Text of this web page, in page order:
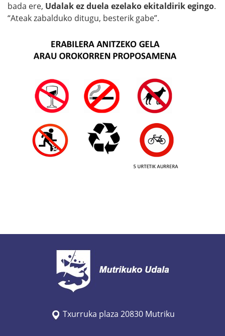
bada ere, Udalak ez duela ezelako ekitaldirik egingo.
“Ateak zabalduko ditugu, besterik gabe”.
Txurruka plaza 20830 Mutriku